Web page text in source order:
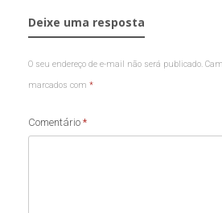
Deixe uma resposta
O seu endereço de e-mail não será publicado.
marcados com *
Comentário *